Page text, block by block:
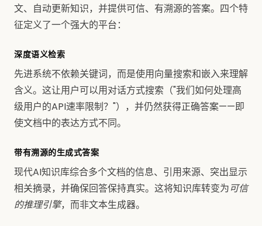
文、自动更新知识，并提供可信、有溯源的答案。四个特
征定义了一个强大的平台：
深度语义检索
先进系统不依赖关键词，而是使用向量搜索和嵌入来理解
含义。这让用户可以用对话方式搜索（"我们如何处理高
级用户的API速率限制？"），并仍然获得正确答案——即
使文档中的表达方式不同。
带有溯源的生成式答案
现代AI知识库综合多个文档的信息、引用来源、突出显示
相关摘录，并确保回答保持真实。这将知识库转变为可信
的推理引擎，而非文本生成器。